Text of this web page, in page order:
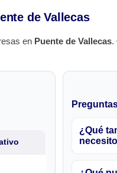
de Vallecas
en Puente de Vallecas.
¿Qué